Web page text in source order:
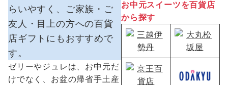
らいやすく、ご家族・ご
友人・目上の方への百貨
店ギフトにもおすすめで
す。
ゼリーやジュレは、お中元だ
けでなく、お盆の帰省手土産
お中元スイーツを百貨店
から探す